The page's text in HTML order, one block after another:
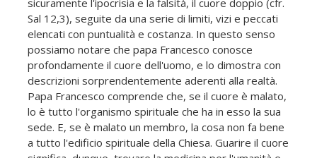
sicuramente l'ipocrisia e la falsità, il cuore doppio (cfr.
Sal 12,3), seguite da una serie di limiti, vizi e peccati
elencati con puntualità e costanza. In questo senso
possiamo notare che papa Francesco conosce
profondamente il cuore dell'uomo, e lo dimostra con
descrizioni sorprendentemente aderenti alla realtà.
Papa Francesco comprende che, se il cuore è malato,
lo è tutto l'organismo spirituale che ha in esso la sua
sede. E, se è malato un membro, la cosa non fa bene
a tutto l'edificio spirituale della Chiesa. Guarire il cuore